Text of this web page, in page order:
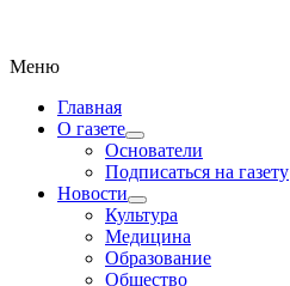
Меню
Главная
О газете
Основатели
Подписаться на газету
Новости
Культура
Медицина
Образование
Общество